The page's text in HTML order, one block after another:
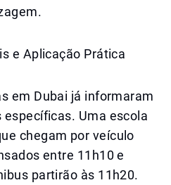
e Aplicação Prática
em Dubai já informaram
Uma escola
chegam por veículo
entre 11h10 e
partirão às 11h20.